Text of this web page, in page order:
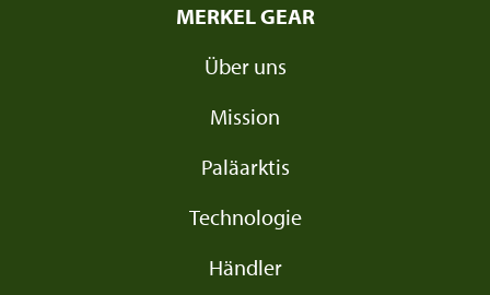
MERKEL GEAR
Über uns
Mission
Paläarktis
Technologie
Händler